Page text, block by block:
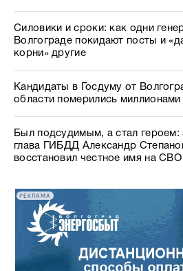
Силовики и сроки: как одни
Волгограде покидают посты и
корни» другие
Кандидаты в Госдуму от
области померились миллионами
Был подсудимым, а стал героем:
глава ГИБДД Александр
восстановил честное имя на СВО
РЕКЛАМА